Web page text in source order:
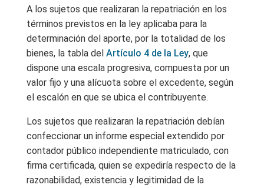
A los sujetos que realizaran la repatriación en los
términos previstos en la ley aplicaba para la
determinación del aporte, por la totalidad de los
bienes, la tabla del Artículo 4 de la Ley, que
dispone una escala progresiva, compuesta por un
valor fijo y una alícuota sobre el excedente, según
el escalón en que se ubica el contribuyente.
Los sujetos que realizaran la repatriación debían
confeccionar un informe especial extendido por
contador público independiente matriculado, con
firma certificada, quien se expediría respecto de la
razonabilidad, existencia y legitimidad de la